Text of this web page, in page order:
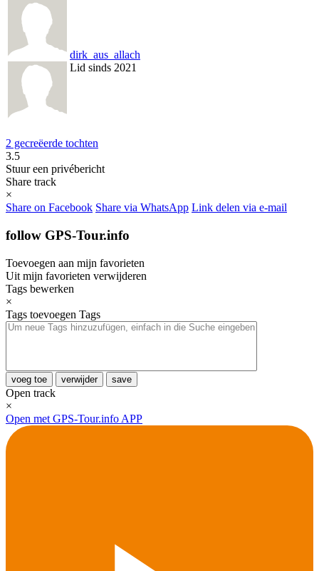
dirk_aus_allach
Lid sinds 2021
2 gecreëerde tochten
3.5
Stuur een privébericht
Share track
×
Share on Facebook Share via WhatsApp Link delen via e-mail
follow GPS-Tour.info
Toevoegen aan mijn favorieten
Uit mijn favorieten verwijderen
Tags bewerken
×
Tags toevoegen Tags
voeg toe verwijder save
Open track
×
Open met GPS-Tour.info APP